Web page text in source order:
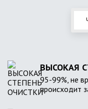
ВЫСОКАЯ
95-99%, не
происходит